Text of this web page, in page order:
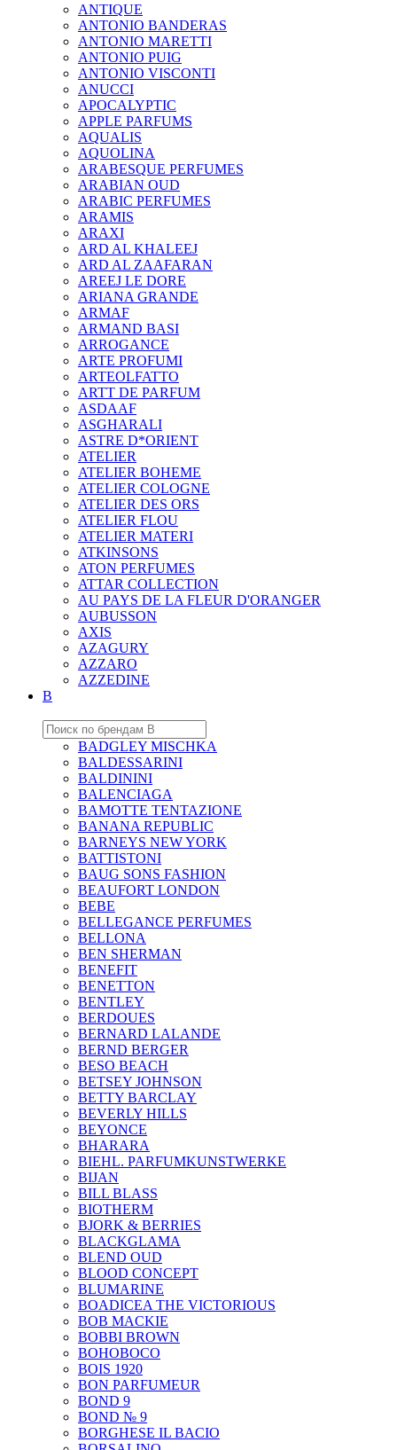
ANTIQUE
ANTONIO BANDERAS
ANTONIO MARETTI
ANTONIO PUIG
ANTONIO VISCONTI
ANUCCI
APOCALYPTIC
APPLE PARFUMS
AQUALIS
AQUOLINA
ARABESQUE PERFUMES
ARABIAN OUD
ARABIC PERFUMES
ARAMIS
ARAXI
ARD AL KHALEEJ
ARD AL ZAAFARAN
AREEJ LE DORE
ARIANA GRANDE
ARMAF
ARMAND BASI
ARROGANCE
ARTE PROFUMI
ARTEOLFATTO
ARTT DE PARFUM
ASDAAF
ASGHARALI
ASTRE D*ORIENT
ATELIER
ATELIER BOHEME
ATELIER COLOGNE
ATELIER DES ORS
ATELIER FLOU
ATELIER MATERI
ATKINSONS
ATON PERFUMES
ATTAR COLLECTION
AU PAYS DE LA FLEUR D'ORANGER
AUBUSSON
AXIS
AZAGURY
AZZARO
AZZEDINE
B
BADGLEY MISCHKA
BALDESSARINI
BALDININI
BALENCIAGA
BAMOTTE TENTAZIONE
BANANA REPUBLIC
BARNEYS NEW YORK
BATTISTONI
BAUG SONS FASHION
BEAUFORT LONDON
BEBE
BELLEGANCE PERFUMES
BELLONA
BEN SHERMAN
BENEFIT
BENETTON
BENTLEY
BERDOUES
BERNARD LALANDE
BERND BERGER
BESO BEACH
BETSEY JOHNSON
BETTY BARCLAY
BEVERLY HILLS
BEYONCE
BHARARA
BIEHL. PARFUMKUNSTWERKE
BIJAN
BILL BLASS
BIOTHERM
BJORK & BERRIES
BLACKGLAMA
BLEND OUD
BLOOD CONCEPT
BLUMARINE
BOADICEA THE VICTORIOUS
BOB MACKIE
BOBBI BROWN
BOHOBOCO
BOIS 1920
BON PARFUMEUR
BOND 9
BOND № 9
BORGHESE IL BACIO